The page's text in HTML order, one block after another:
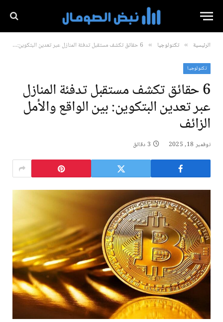
الرئيسية » تكنولوجيا » 6 حقائق تكشف مستقبل تدفئة المنازل عبر تعدين البتكوين: بين الواقع والأمل الزائف
تكنولوجيا
6 حقائق تكشف مستقبل تدفئة المنازل
عبر تعدين البتكوين: بين الواقع والأمل
الزائف
نوفمبر 18, 2025 3 دقائق